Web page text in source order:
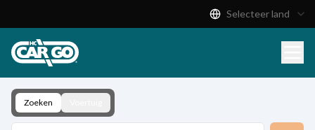
Download
Contact
Selecteer land
Zoeken